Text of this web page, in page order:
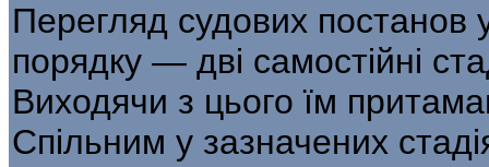
Перегляд судових постанов
поряд­ку — дві самостійні
Виходячи з цього їм
Спільним у зазначених